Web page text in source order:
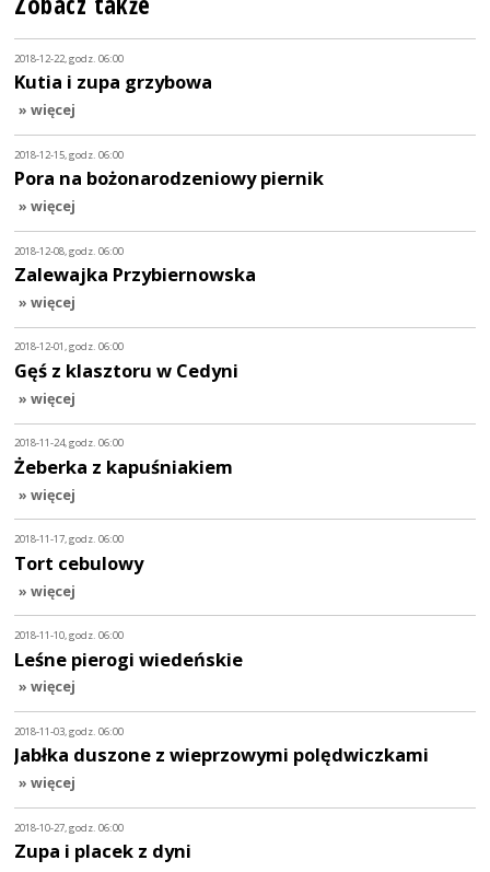
2018-12-22, godz. 06:00
Kutia i zupa grzybowa
» więcej
2018-12-15, godz. 06:00
Pora na bożonarodzeniowy piernik
» więcej
2018-12-08, godz. 06:00
Zalewajka Przybiernowska
» więcej
2018-12-01, godz. 06:00
Gęś z klasztoru w Cedyni
» więcej
2018-11-24, godz. 06:00
Żeberka z kapuśniakiem
» więcej
2018-11-17, godz. 06:00
Tort cebulowy
» więcej
2018-11-10, godz. 06:00
Leśne pierogi wiedeńskie
» więcej
2018-11-03, godz. 06:00
Jabłka duszone z wieprzowymi polędwiczkami
» więcej
2018-10-27, godz. 06:00
Zupa i placek z dyni